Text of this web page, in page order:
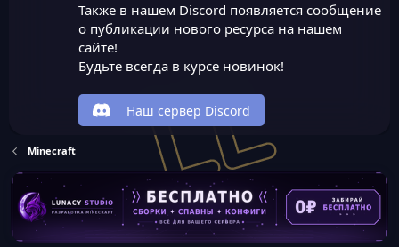
Также в нашем Discord появляется сообщение
о публикации нового ресурса на нашем
сайте!
Будьте всегда в курсе новинок!
Наш сервер Discord
Minecraft